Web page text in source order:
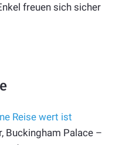
freuen sich sicher
Reise wert ist
Buckingham Palace –